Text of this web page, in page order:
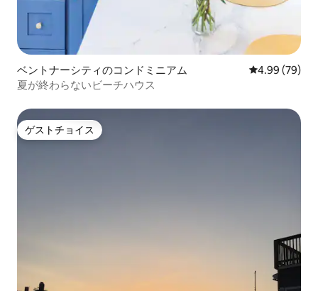
ベントナーシティのコンドミニアム レビュー79
4.99 (79)
夏が終わらないビーチハウス
ゲストチョイス
ゲストチョイス